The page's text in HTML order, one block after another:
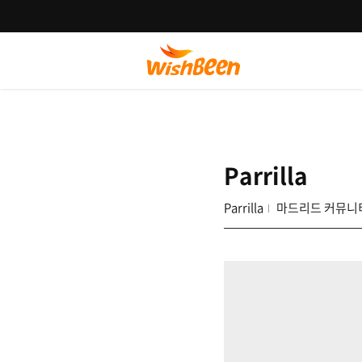
Parrilla
Parrilla 마드리드 커뮤니